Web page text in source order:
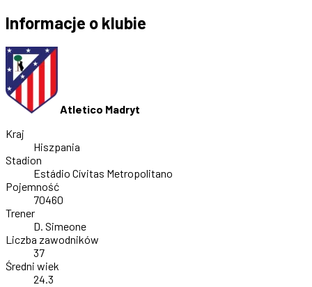
Informacje o klubie
Atletico Madryt
Kraj
Hiszpania
Stadion
Estádio Cívitas Metropolitano
Pojemność
70460
Trener
D. Simeone
Liczba zawodników
37
Średni wiek
24.3